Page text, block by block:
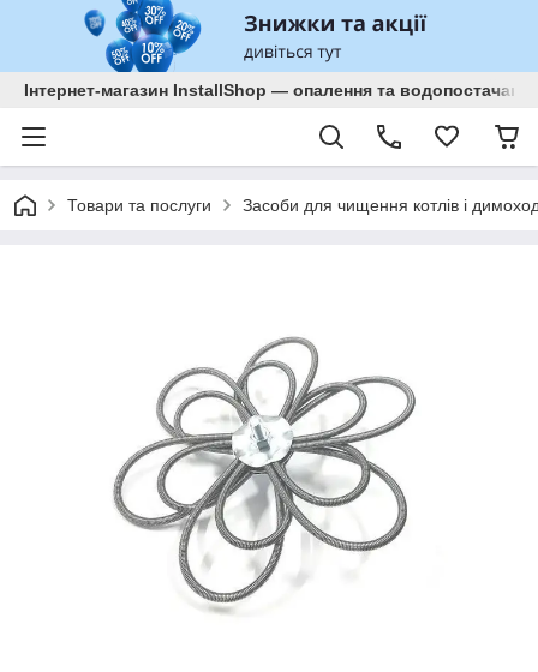
Інтернет-магазин InstallShop — опалення та водопостачання
Товари та послуги Засоби для чищення котлів і